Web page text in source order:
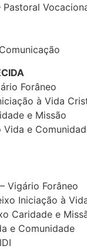
Forâneo
à Vida
e Missão
e
Vigário Forâneo
Iniciação à
Caridade e
e Comunidade